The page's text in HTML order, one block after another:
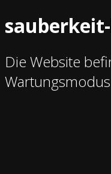
Die Website
Wartungsmodus